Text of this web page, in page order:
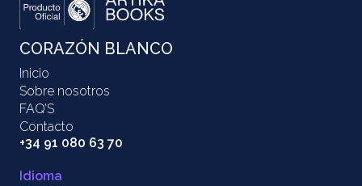
CORAZÓN BLANCO
Inicio
Sobre nosotros
FAQ’S
Contacto
+34 91 080 63 70
Idioma